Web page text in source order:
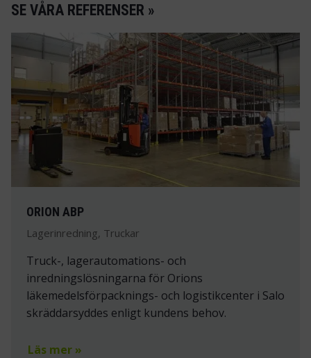
SE VÅRA REFERENSER »
ORION ABP
Lagerinredning, Truckar
Truck-, lagerautomations- och
inredningslösningarna för Orions
läkemedelsförpacknings- och logistikcenter i Salo
skräddarsyddes enligt kundens behov.
Läs mer »